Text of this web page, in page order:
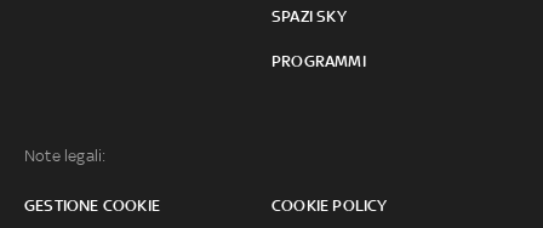
SPAZI SKY
PROGRAMMI
Note legali:
GESTIONE COOKIE COOKIE POLICY